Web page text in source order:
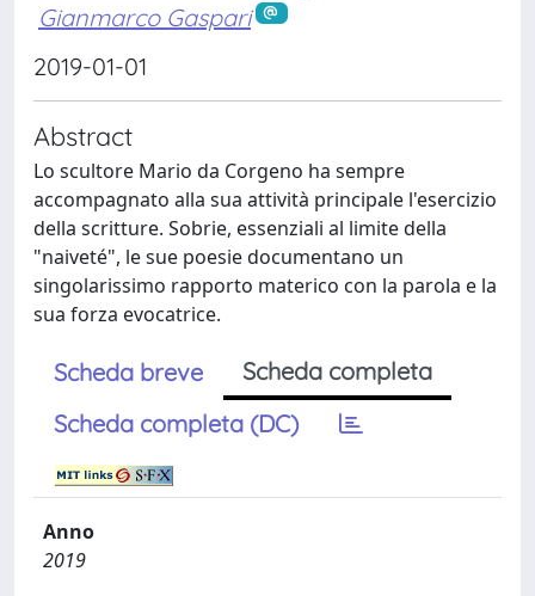
Gianmarco Gaspari
2019-01-01
Abstract
Lo scultore Mario da Corgeno ha sempre
accompagnato alla sua attività principale l'esercizio
della scritture. Sobrie, essenziali al limite della
"naiveté", le sue poesie documentano un
singolarissimo rapporto materico con la parola e la
sua forza evocatrice.
Scheda breve
Scheda completa
Scheda completa (DC)
Anno
2019